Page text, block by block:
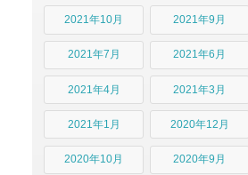
2021年10月 2021年9月
2021年7月 2021年6月
2021年4月 2021年3月
2021年1月 2020年12月
2020年10月 2020年9月